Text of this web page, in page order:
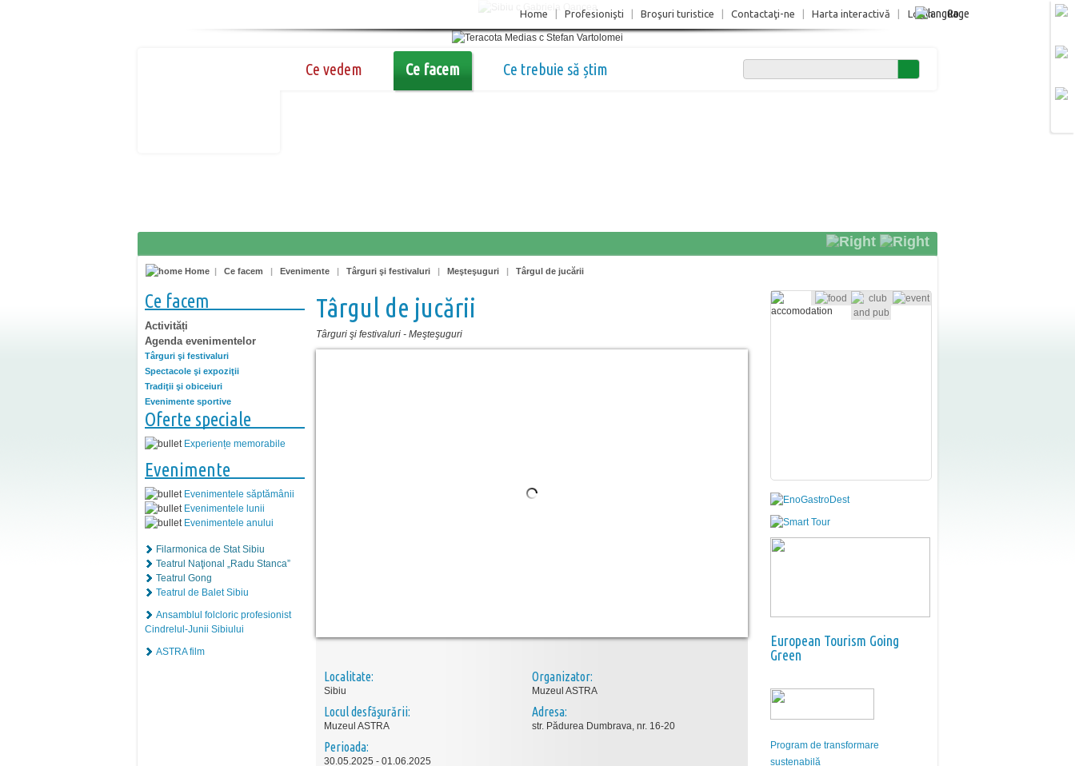
Login Ro
Home Profesionişti Broşuri turistice Contactaţi-ne Harta interactivă
Ce vedem Ce facem Ce trebuie să știm
Home | Ce facem | Evenimente | Târguri şi festivaluri | Meşteşuguri | Târgul de jucării
Ce facem
Activități
Agenda evenimentelor
Târguri şi festivaluri
Spectacole şi expoziţii
Tradiţii şi obiceiuri
Evenimente sportive
Oferte speciale
Experiențe memorabile
Evenimente
Evenimentele săptămânii
Evenimentele lunii
Evenimentele anului
Filarmonica de Stat Sibiu
Teatrul Naţional „Radu Stanca”
Teatrul Gong
Teatrul de Balet Sibiu
Ansamblul folcloric profesionist
Cindrelul-Junii Sibiului
ASTRA film
Târgul de jucării
Târguri şi festivaluri - Meşteşuguri
Localitate:
Sibiu
Locul desfăşurării:
Muzeul ASTRA
Perioada:
30.05.2025 - 01.06.2025
Organizator:
Muzeul ASTRA
Adresa:
str. Pădurea Dumbrava, nr. 16-20
European Tourism Going
Green
Program de transformare
sustenabilă